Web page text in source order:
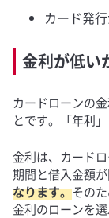
カード発
金利が低い
カードローンの
とです。「年利
金利は、カード
期間と借入金額が
なります。その
金利のローンを選